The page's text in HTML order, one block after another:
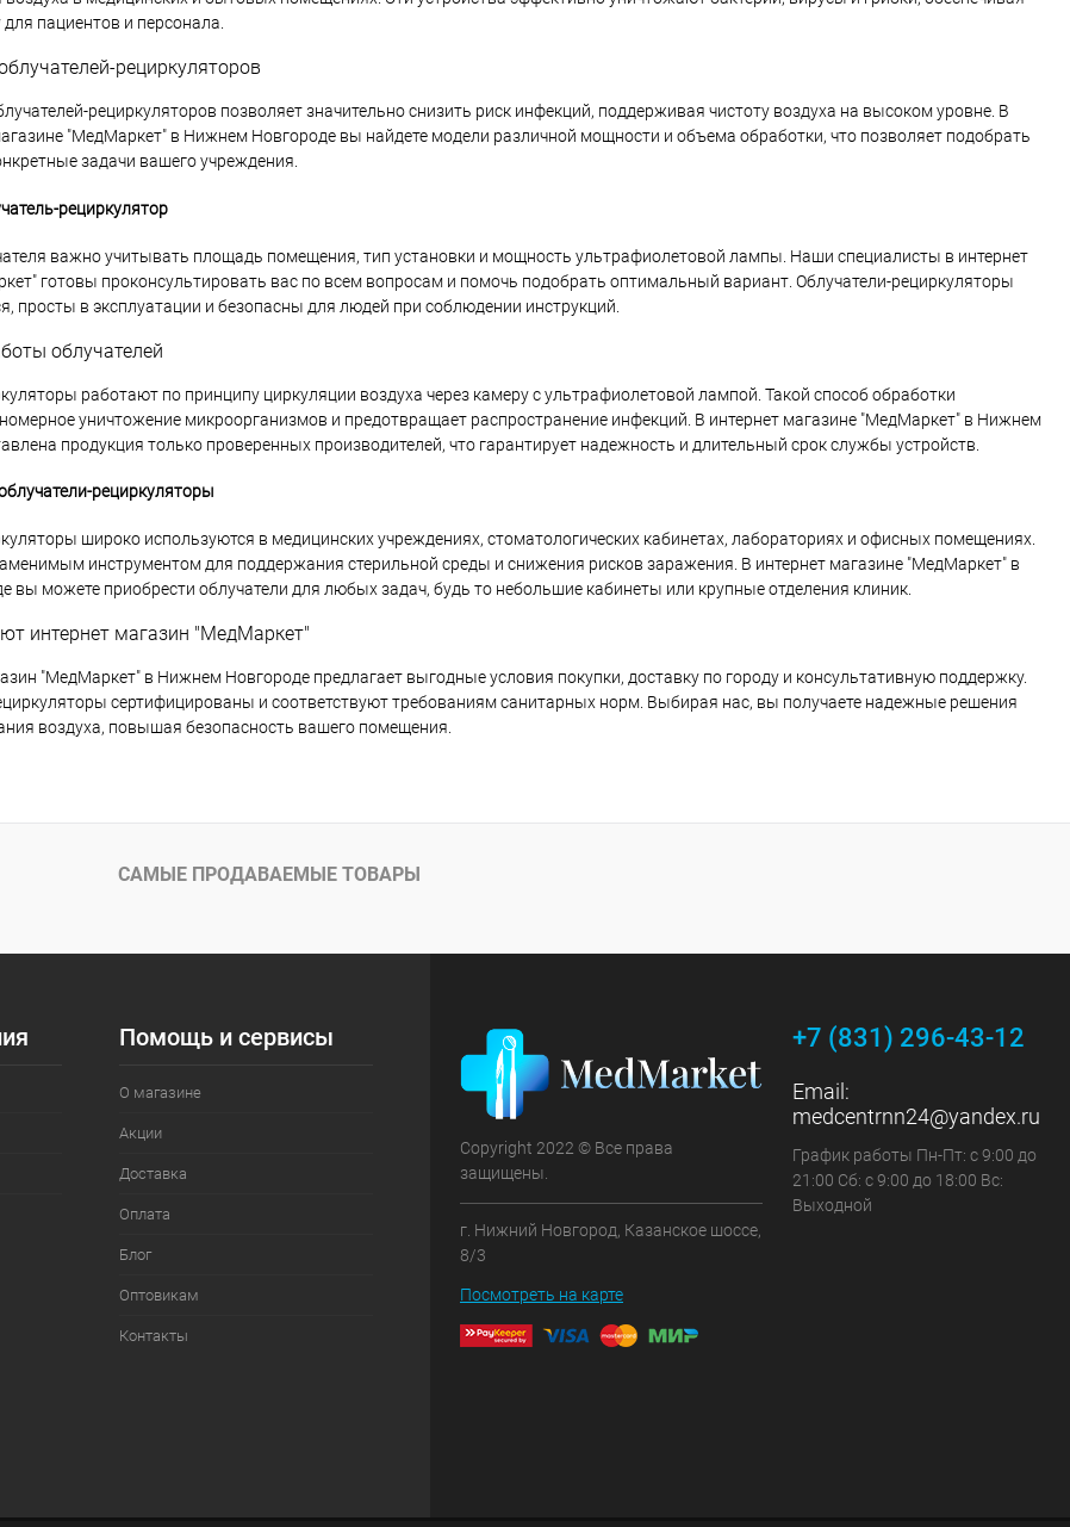
пациентов и персонала.
рециркуляторов
рециркуляторов позволяет значительно снизить риск инфекций, поддерживая чистоту воздуха на высоком уровне. В
"МедМаркет" в Нижнем Новгороде вы найдете модели различной мощности и объема обработки, что позволяет подобрать
задачи вашего учреждения.
рециркулятор
важно учитывать площадь помещения, тип установки и мощность ультрафиолетовой лампы. Наши специалисты в интернет
готовы проконсультировать вас по всем вопросам и помочь подобрать оптимальный вариант. Облучатели-рециркуляторы
просты в эксплуатации и безопасны для людей при соблюдении инструкций.
облучателей
работают по принципу циркуляции воздуха через камеру с ультрафиолетовой лампой. Такой способ обработки
уничтожение микроорганизмов и предотвращает распространение инфекций. В интернет магазине "МедМаркет" в Нижнем
продукция только проверенных производителей, что гарантирует надежность и длительный срок службы устройств.
рециркуляторы
широко используются в медицинских учреждениях, стоматологических кабинетах, лабораториях и офисных помещениях.
инструментом для поддержания стерильной среды и снижения рисков заражения. В интернет магазине "МедМаркет" в
вы можете приобрести облучатели для любых задач, будь то небольшие кабинеты или крупные отделения клиник.
интернет магазин "МедМаркет"
"МедМаркет" в Нижнем Новгороде предлагает выгодные условия покупки, доставку по городу и консультативную поддержку.
сертифицированы и соответствуют требованиям санитарных норм. Выбирая нас, вы получаете надежные решения
воздуха, повышая безопасность вашего помещения.
САМЫЕ ПРОДАВАЕМЫЕ ТОВАРЫ
Помощь и сервисы
О магазине
Акции
Доставка
Оплата
Блог
Оптовикам
Контакты
Copyright 2022 © Все права
защищены.
г. Нижний Новгород, Казанское шоссе,
8/3
Посмотреть на карте
+7 (831) 296-43-12
Email:
medcentrnn24@yandex.ru
График работы Пн-Пт: с 9:00 до
21:00 Сб: с 9:00 до 18:00 Вс:
Выходной